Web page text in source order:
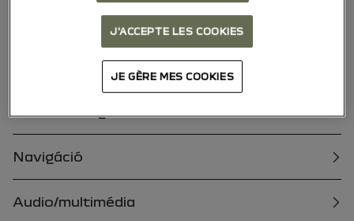
Értesítése
Használati tanácsok
Navigáció
Audio/multimédia
J'ACCEPTE LES COOKIES
JE GÈRE MES COOKIES